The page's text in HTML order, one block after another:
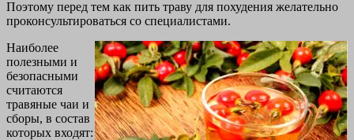
Поэтому перед тем как пить траву для похудения желательно
проконсультироваться со специалистами.
Наиболее
полезными и
безопасными
считаются
травяные чаи и
сборы, в состав
которых входят: